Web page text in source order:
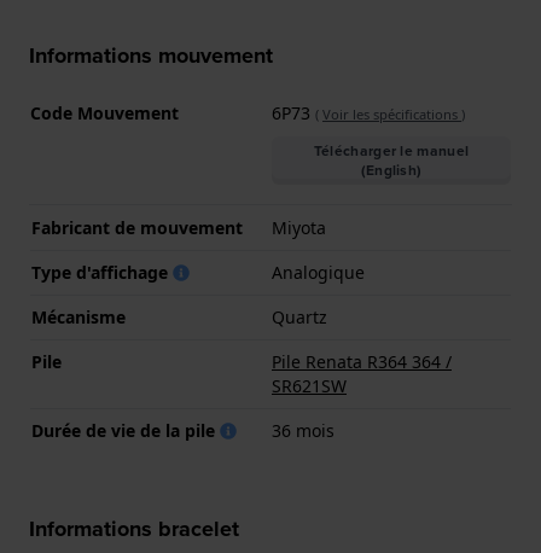
Informations mouvement
Code Mouvement 6P73 ( Voir les spécifications )
Télécharger le manuel
(English)
Fabricant de mouvement
Miyota
Type d'affichage
Analogique
Mécanisme
Quartz
Pile
Pile Renata R364 364 /
SR621SW
Durée de vie de la pile
36 mois
Informations bracelet